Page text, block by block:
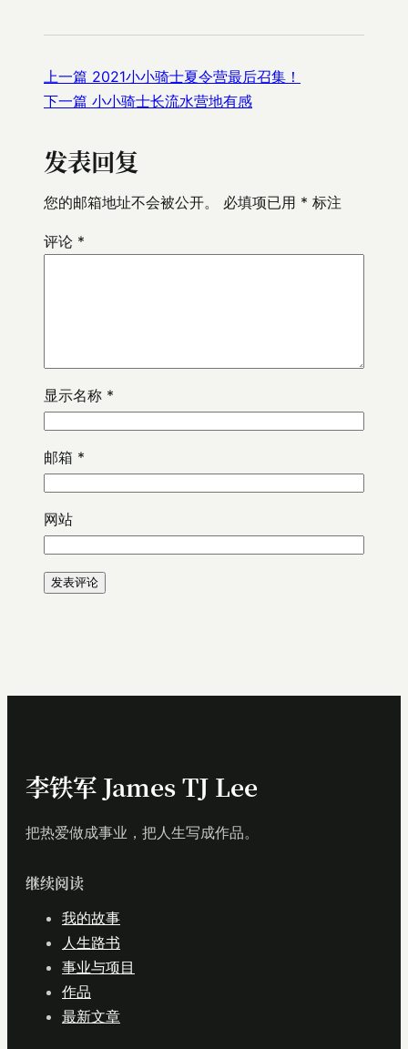
上一篇 2021小小骑士夏令营最后召集！
下一篇 小小骑士长流水营地有感
发表回复
您的邮箱地址不会被公开。 必填项已用 * 标注
评论 *
显示名称 *
邮箱 *
网站
李铁军 James TJ Lee
把热爱做成事业，把人生写成作品。
继续阅读
我的故事
人生路书
事业与项目
作品
最新文章